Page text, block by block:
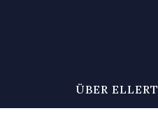
ÜBER ELLERT